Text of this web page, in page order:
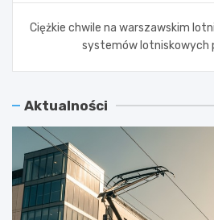
Ciężkie chwile na warszawskim
systemów lotniskowych
Aktualności